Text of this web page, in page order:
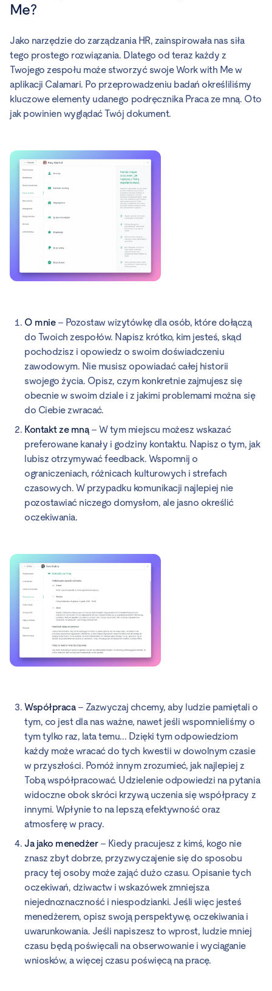
Me?
Jako narzędzie do zarządzania HR, zainspirowała nas siła
tego prostego rozwiązania. Dlatego od teraz każdy z
Twojego zespołu może stworzyć swoje Work with Me w
aplikacji Calamari. Po przeprowadzeniu badań określiliśmy
kluczowe elementy udanego podręcznika Praca ze mną. Oto
jak powinien wyglądać Twój dokument.
O mnie– Pozostaw wizytówkę dla osób, które dołączą
do Twoich zespołów. Napisz krótko, kim jesteś, skąd
pochodzisz i opowiedz o swoim doświadczeniu
zawodowym. Nie musisz opowiadać całej historii
swojego życia. Opisz, czym konkretnie zajmujesz się
obecnie w swoim dziale i z jakimi problemami można się
do Ciebie zwracać.
Kontakt ze mną– W tym miejscu możesz wskazać
preferowane kanały i godziny kontaktu. Napisz o tym, jak
lubisz otrzymywać feedback. Wspomnij o
ograniczeniach, różnicach kulturowych i strefach
czasowych. W przypadku komunikacji najlepiej nie
pozostawiać niczego domysłom, ale jasno określić
oczekiwania.
Współpraca– Zazwyczaj chcemy, aby ludzie pamiętali o
tym, co jest dla nas ważne, nawet jeśli wspomnieliśmy o
tym tylko raz, lata temu... Dzięki tym odpowiedziom
każdy może wracać do tych kwestii w dowolnym czasie
w przyszłości. Pomóż innym zrozumieć, jak najlepiej z
Tobą współpracować. Udzielenie odpowiedzi na pytania
widoczne obok skróci krzywą uczenia się współpracy z
innymi. Wpłynie to na lepszą efektywność oraz
atmosferę w pracy.
Ja jako menedżer– Kiedy pracujesz z kimś, kogo nie
znasz zbyt dobrze, przyzwyczajenie się do sposobu
pracy tej osoby może zająć dużo czasu. Opisanie tych
oczekiwań, dziwactw i wskazówek zmniejsza
niejednoznaczność i niespodzianki. Jeśli więc jesteś
menedżerem, opisz swoją perspektywę, oczekiwania i
uwarunkowania. Jeśli napiszesz to wprost, ludzie mniej
czasu będą poświęcali na obserwowanie i wyciąganie
wniosków, a więcej czasu poświęcą na pracę.